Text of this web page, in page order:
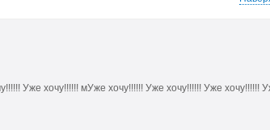
Уже хочу!!!!!! мУже хочу!!!!!! Уже хочу!!!!!! Уже хочу!!!!!!